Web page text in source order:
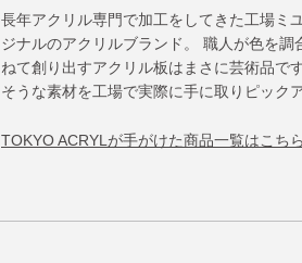
長年アクリル専門で加工をしてきた工場ミ
ジナルのアクリルブランド。 職人が色を調
ねて創り出すアクリル板はまさに芸術品で
そうな素材を工場で実際に手に取りピック
TOKYO ACRYLが手がけた商品一覧はこちら